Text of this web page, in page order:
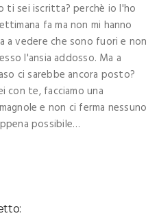
ti sei iscritta? perchè io l'ho
fa ma non mi hanno
vedere che sono fuori e non
l'ansia addosso. Ma a
ci sarebbe ancora posto?
con te, facciamo una
e non ci ferma nessuno
possibile…